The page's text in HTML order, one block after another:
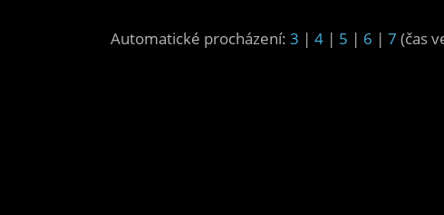
Automatické procházení: 3 | 4 | 5 | 6 | 7 (čas